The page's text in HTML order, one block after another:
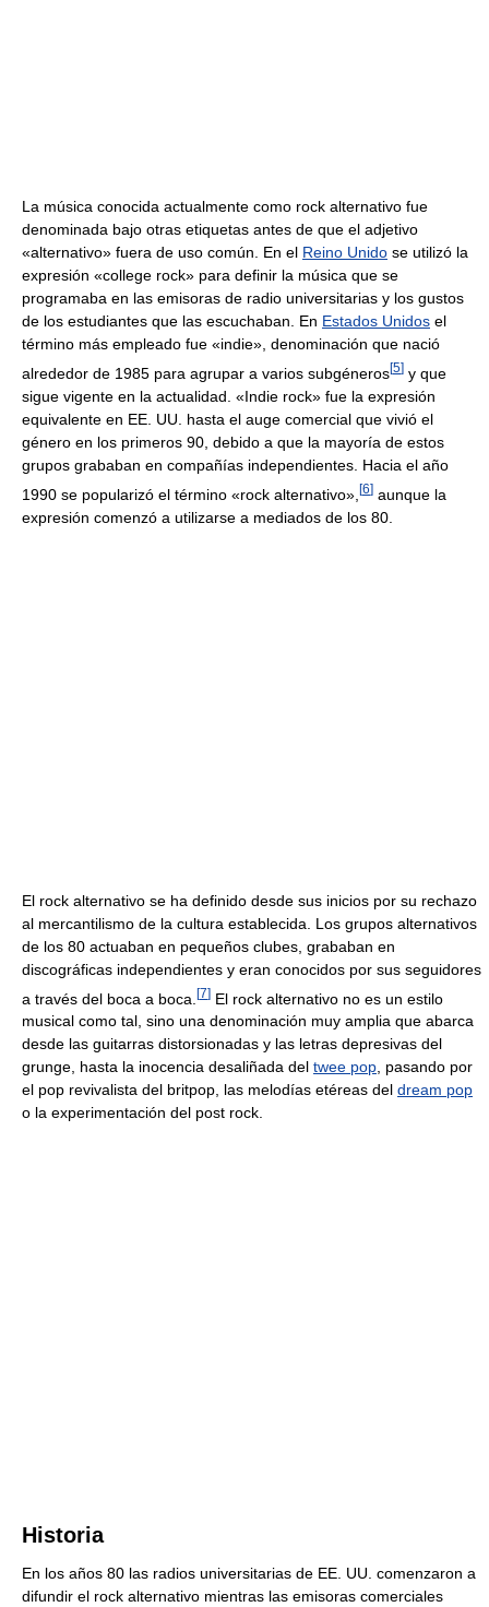
La música conocida actualmente como rock alternativo fue
denominada bajo otras etiquetas antes de que el adjetivo
«alternativo» fuera de uso común. En el Reino Unido se utilizó la
expresión «college rock» para definir la música que se
programaba en las emisoras de radio universitarias y los gustos
de los estudiantes que las escuchaban. En Estados Unidos el
término más empleado fue «indie», denominación que nació
alrededor de 1985 para agrupar a varios subgéneros[5] y que
sigue vigente en la actualidad. «Indie rock» fue la expresión
equivalente en EE. UU. hasta el auge comercial que vivió el
género en los primeros 90, debido a que la mayoría de estos
grupos grababan en compañías independientes. Hacia el año
1990 se popularizó el término «rock alternativo», [6] aunque la
expresión comenzó a utilizarse a mediados de los 80.
El rock alternativo se ha definido desde sus inicios por su rechazo
al mercantilismo de la cultura establecida. Los grupos alternativos
de los 80 actuaban en pequeños clubes, grababan en
discográficas independientes y eran conocidos por sus seguidores
a través del boca a boca. [7] El rock alternativo no es un estilo
musical como tal, sino una denominación muy amplia que abarca
desde las guitarras distorsionadas y las letras depresivas del
grunge, hasta la inocencia desaliñada del twee pop, pasando por
el pop revivalista del britpop, las melodías etéreas del dream pop
o la experimentación del post rock.
Historia
En los años 80 las radios universitarias de EE. UU. comenzaron a
difundir el rock alternativo mientras las emisoras comerciales